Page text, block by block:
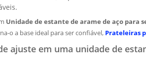
Unidade de estante de arame de aço para
o a base ideal para ser confiável, Prateleiras
ajuste em uma unidade de